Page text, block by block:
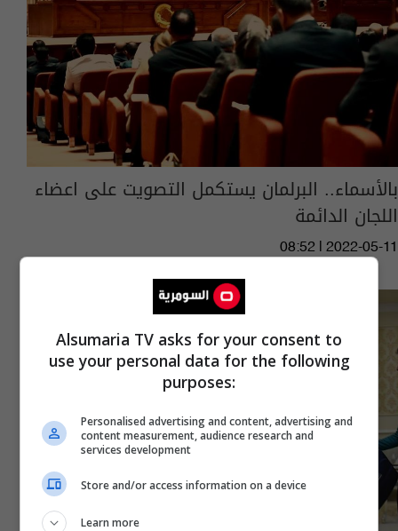
بالأسماء.. البرلمان يستكمل التصويت على اعضاء
اللجان الدائمة
08:52 | 2022-05-11
Alsumaria TV asks for your consent to
use your personal data for the following
purposes:
Personalised advertising and content, advertising and
content measurement, audience research and
services development
Store and/or access information on a device
Learn more